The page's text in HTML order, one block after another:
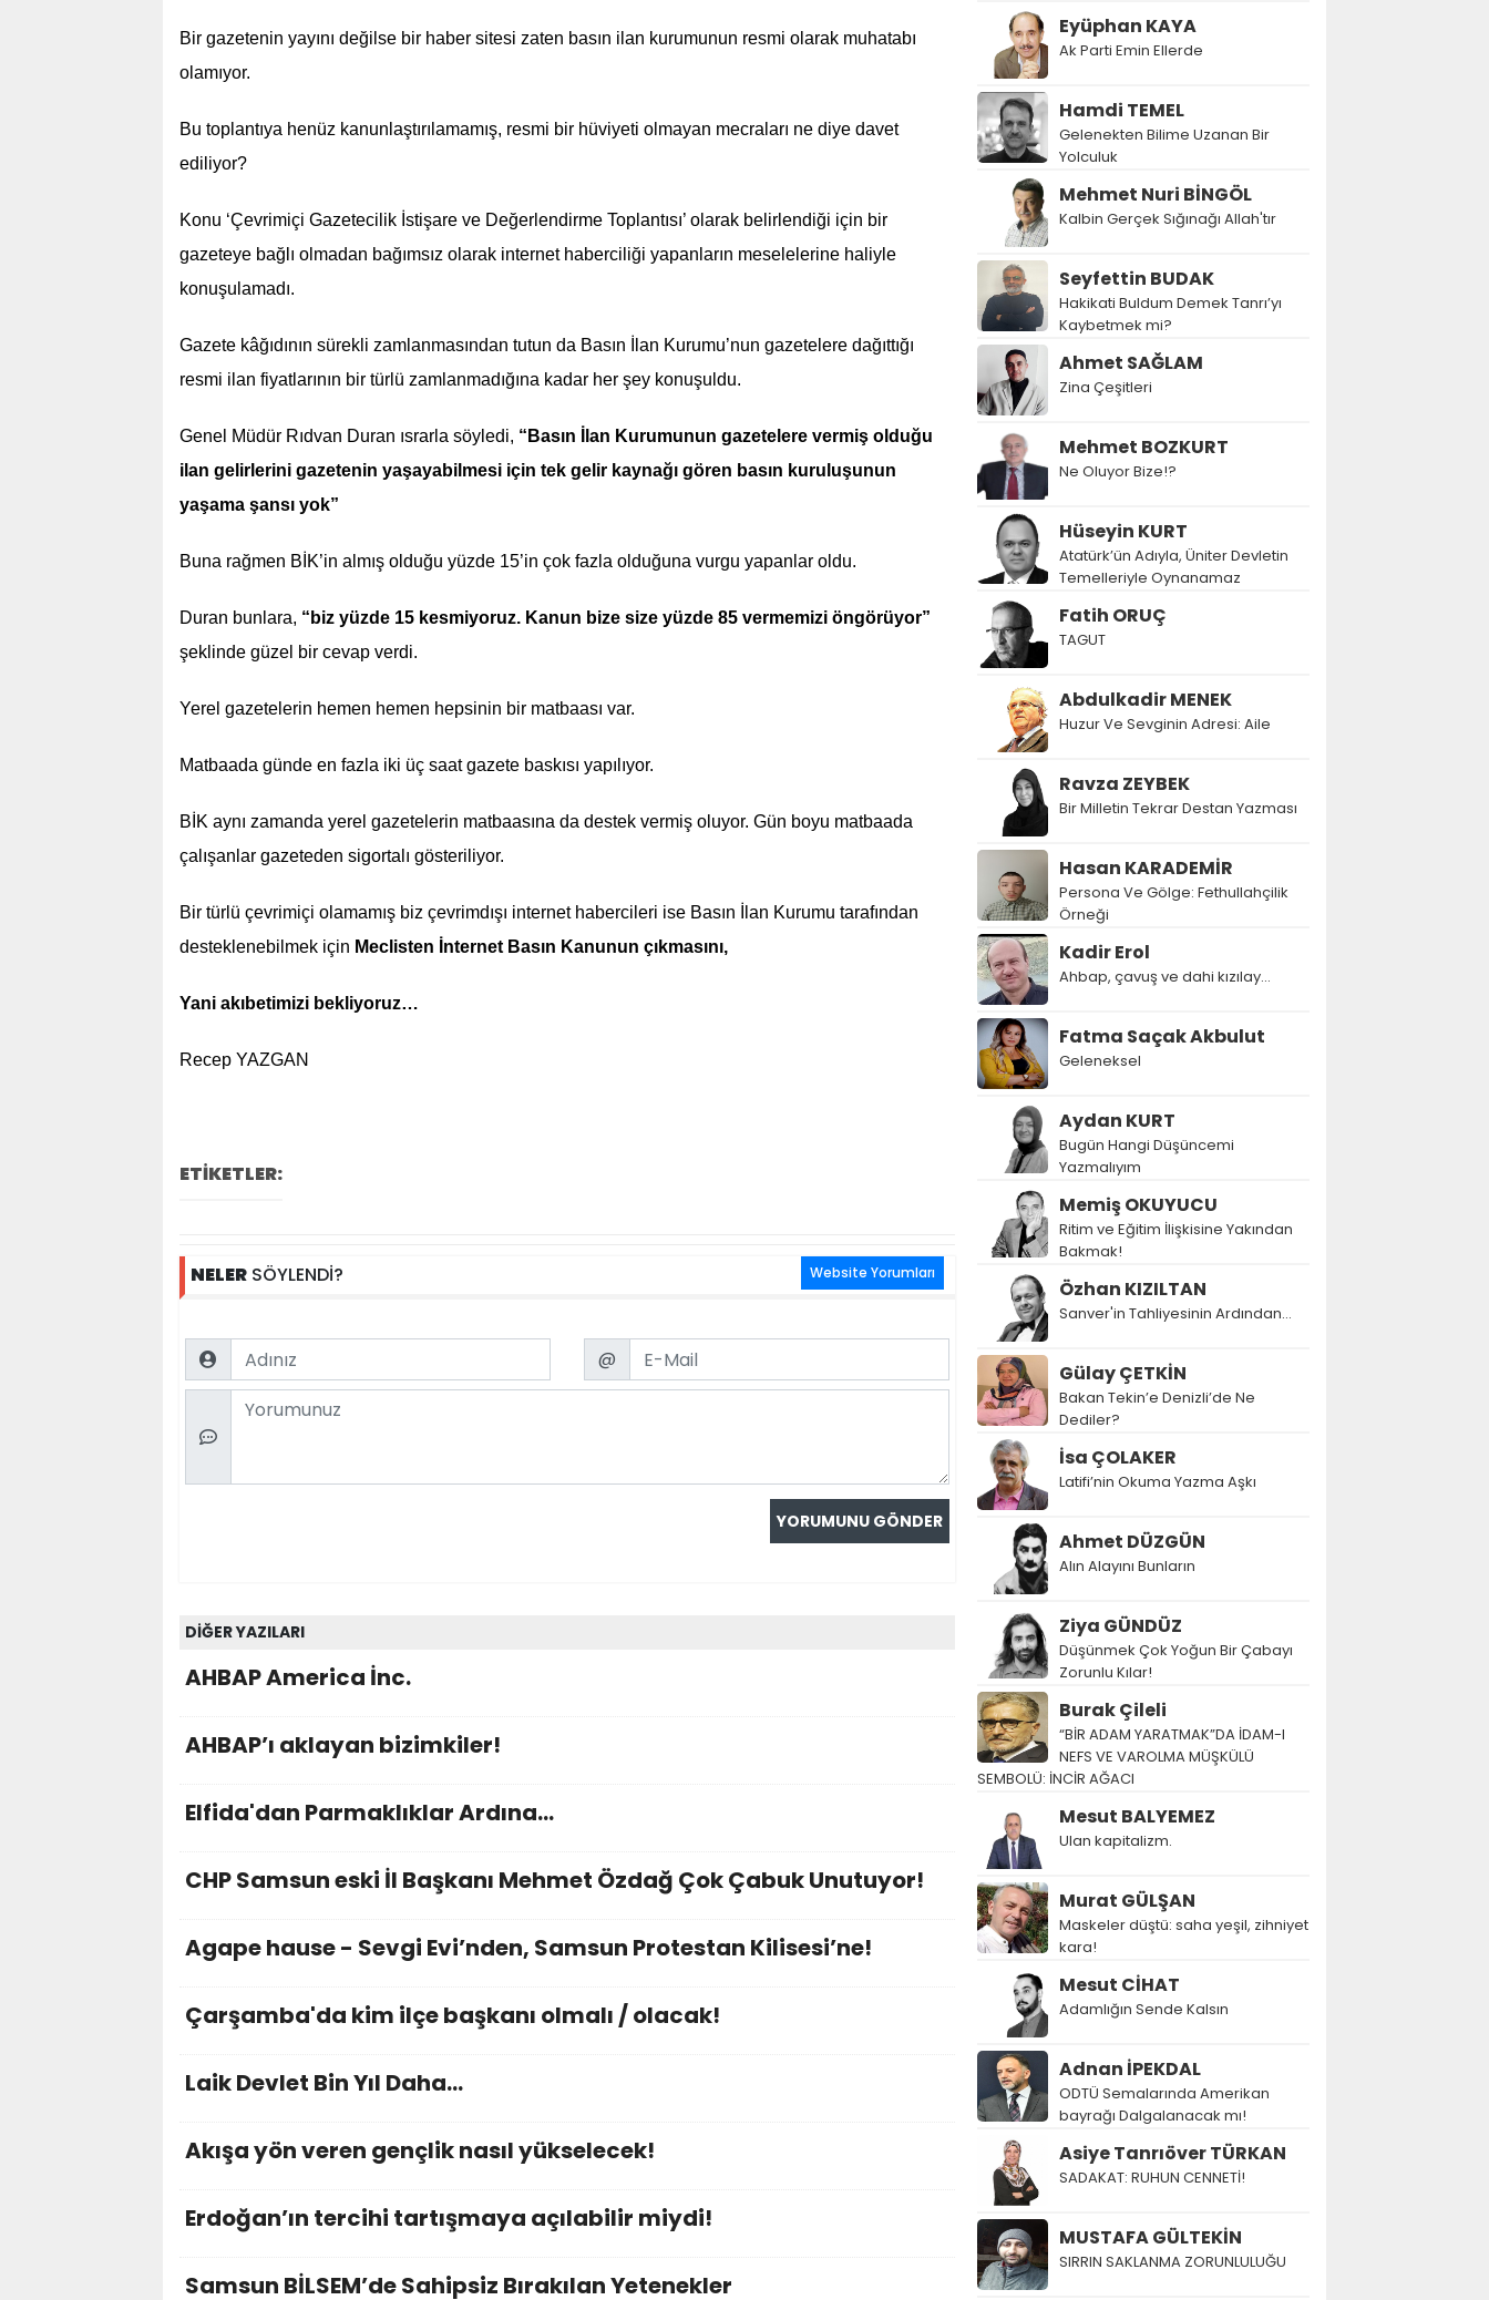
Bir gazetenin yayını değilse bir haber sitesi zaten basın ilan kurumunun resmi olarak muhatabı
olamıyor.
Bu toplantıya henüz kanunlaştırılamamış, resmi bir hüviyeti olmayan mecraları ne diye davet
ediliyor?
Konu ‘Çevrimiçi Gazetecilik İstişare ve Değerlendirme Toplantısı’ olarak belirlendiği için bir
gazeteye bağlı olmadan bağımsız olarak internet haberciliği yapanların meselelerine haliyle
konuşulamadı.
Gazete kâğıdının sürekli zamlanmasından tutun da Basın İlan Kurumu’nun gazetelere dağıttığı
resmi ilan fiyatlarının bir türlü zamlanmadığına kadar her şey konuşuldu.
Genel Müdür Rıdvan Duran ısrarla söyledi, “Basın İlan Kurumunun gazetelere vermiş olduğu
ilan gelirlerini gazetenin yaşayabilmesi için tek gelir kaynağı gören basın kuruluşunun
yaşama şansı yok”
Buna rağmen BİK’in almış olduğu yüzde 15’in çok fazla olduğuna vurgu yapanlar oldu.
Duran bunlara, “biz yüzde 15 kesmiyoruz. Kanun bize size yüzde 85 vermemizi öngörüyor”
şeklinde güzel bir cevap verdi.
Yerel gazetelerin hemen hemen hepsinin bir matbaası var.
Matbaada günde en fazla iki üç saat gazete baskısı yapılıyor.
BİK aynı zamanda yerel gazetelerin matbaasına da destek vermiş oluyor. Gün boyu matbaada
çalışanlar gazeteden sigortalı gösteriliyor.
Bir türlü çevrimiçi olamamış biz çevrimdışı internet habercileri ise Basın İlan Kurumu tarafından
desteklenebilmek için Meclisten İnternet Basın Kanunun çıkmasını,
Yani akıbetimizi bekliyoruz…
Recep YAZGAN
ETİKETLER:
NELER SÖYLENDİ? Website Yorumları
Name Email
@
Comment
DİĞER YAZILARI
AHBAP America İnc.
AHBAP’ı aklayan bizimkiler!
Elfida'dan Parmaklıklar Ardına…
CHP Samsun eski İl Başkanı Mehmet Özdağ Çok Çabuk Unutuyor!
Agape hause - Sevgi Evi’nden, Samsun Protestan Kilisesi’ne!
Çarşamba'da kim ilçe başkanı olmalı / olacak!
Laik Devlet Bin Yıl Daha…
Akışa yön veren gençlik nasıl yükselecek!
Erdoğan’ın tercihi tartışmaya açılabilir miydi!
Samsun BİLSEM’de Sahipsiz Bırakılan Yetenekler
Eyüphan KAYA
Ak Parti Emin Ellerde
Hamdi TEMEL
Gelenekten Bilime Uzanan Bir
Yolculuk
Mehmet Nuri BİNGÖL
Kalbin Gerçek Sığınağı Allah'tır
Seyfettin BUDAK
Hakikati Buldum Demek Tanrı’yı
Kaybetmek mi?
Ahmet SAĞLAM
Zina Çeşitleri
Mehmet BOZKURT
Ne Oluyor Bize!?
Hüseyin KURT
Atatürk’ün Adıyla, Üniter Devletin
Temelleriyle Oynanamaz
Fatih ORUÇ
TAGUT
Abdulkadir MENEK
Huzur Ve Sevginin Adresi: Aile
Ravza ZEYBEK
Bir Milletin Tekrar Destan Yazması
Hasan KARADEMİR
Persona Ve Gölge: Fethullahçilik
Örneği
Kadir Erol
Ahbap, çavuş ve dahi kızılay...
Fatma Saçak Akbulut
Geleneksel
Aydan KURT
Bugün Hangi Düşüncemi
Yazmalıyım
Memiş OKUYUCU
Ritim ve Eğitim İlişkisine Yakından
Bakmak!
Özhan KIZILTAN
Sanver'in Tahliyesinin Ardından…
Gülay ÇETKİN
Bakan Tekin’e Denizli’de Ne
Dediler?
İsa ÇOLAKER
Latifi’nin Okuma Yazma Aşkı
Ahmet DÜZGÜN
Alın Alayını Bunların
Ziya GÜNDÜZ
Düşünmek Çok Yoğun Bir Çabayı
Zorunlu Kılar!
Burak Çileli
“BİR ADAM YARATMAK”DA İDAM-I
NEFS VE VAROLMA MÜŞKÜLÜ
SEMBOLÜ: İNCİR AĞACI
Mesut BALYEMEZ
Ulan kapitalizm.
Murat GÜLŞAN
Maskeler düştü: saha yeşil, zihniyet
kara!
Mesut CİHAT
Adamlığın Sende Kalsın
Adnan İPEKDAL
ODTÜ Semalarında Amerikan
bayrağı Dalgalanacak mı!
Asiye Tanrıöver TÜRKAN
SADAKAT: RUHUN CENNETİ!
MUSTAFA GÜLTEKİN
SIRRIN SAKLANMA ZORUNLULUĞU